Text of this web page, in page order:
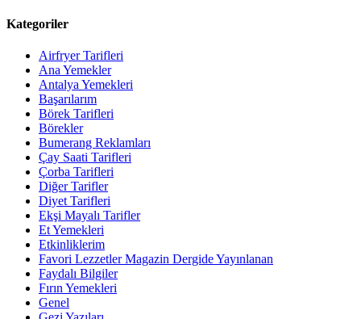
Kategoriler
Airfryer Tarifleri
Ana Yemekler
Antalya Yemekleri
Başarılarım
Börek Tarifleri
Börekler
Bumerang Reklamları
Çay Saati Tarifleri
Çorba Tarifleri
Diğer Tarifler
Diyet Tarifleri
Ekşi Mayalı Tarifler
Et Yemekleri
Etkinliklerim
Favori Lezzetler Magazin Dergide Yayınlanan
Faydalı Bilgiler
Fırın Yemekleri
Genel